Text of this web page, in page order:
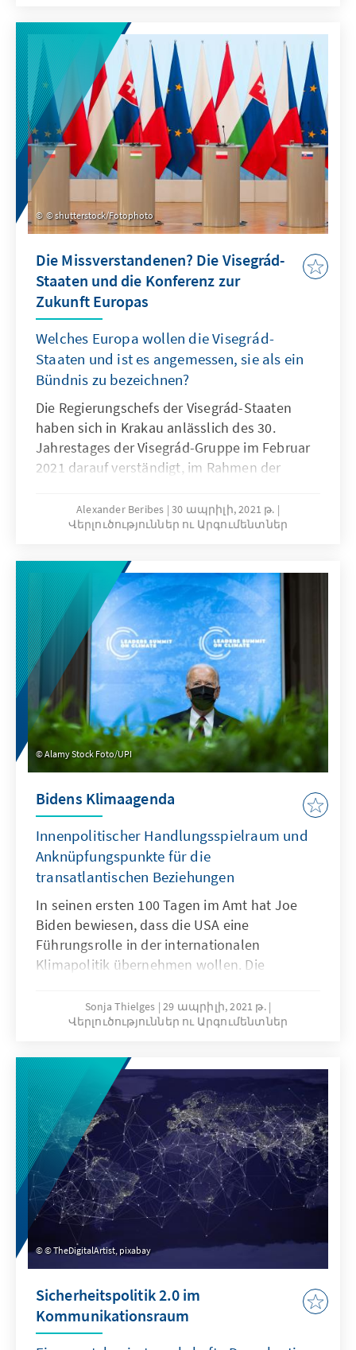
hierfür? Warum lassen sich die App-Erfolge
aus asiatischen Ländern nicht auf Europa
übertragen?
© shutterstock/Fotophoto
Die Missverstandenen? Die Visegrád-
Staaten und die Konferenz zur
Zukunft Europas
Welches Europa wollen die Visegrád-
Staaten und ist es angemessen, sie als ein
Bündnis zu bezeichnen?
Die Regierungschefs der Visegrád-Staaten
haben sich in Krakau anlässlich des 30.
Jahrestages der Visegrád-Gruppe im Februar
2021 darauf verständigt, im Rahmen der
ist dies einzuordnen und für welches Europa
stehen die Visegrád-Staaten?
Alexander Beribes 30 ապրիլի, 2021 թ.
Վերլուծություններ ու Արգումենտներ
Alamy Stock Foto/UPI
Bidens Klimaagenda
Innenpolitischer Handlungsspielraum und
Anknüpfungspunkte für die
transatlantischen Beziehungen
In seinen ersten 100 Tagen im Amt hat Joe
Biden bewiesen, dass die USA eine
Führungsrolle in der internationalen
Klimapolitik übernehmen wollen. Die
begrenzten innenpolitischen Spielraums. Auf
der internationalen Bühne kann Biden bereits
Potenziale für die transatlantische
Kooperation, die genutzt werden können, um
das Pariser Klimaabkommen zum Erfolg zu
führen.
Sonja Thielges 29 ապրիլի, 2021 թ.
Վերլուծություններ ու Արգումենտներ
© TheDigitalArtist, pixabay
Sicherheitspolitik 2.0 im
Kommunikationsraum